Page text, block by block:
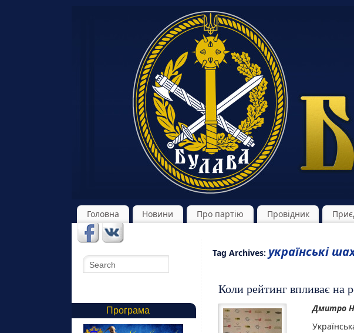
Головна Новини Про партію Провідник
Tag Archives: українські
Коли рейтинг впливає на
Дмитро
Програма